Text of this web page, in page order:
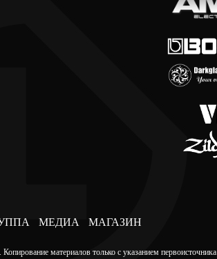
МЕДИА МАГАЗИН
материалов только с указанием первоисточника